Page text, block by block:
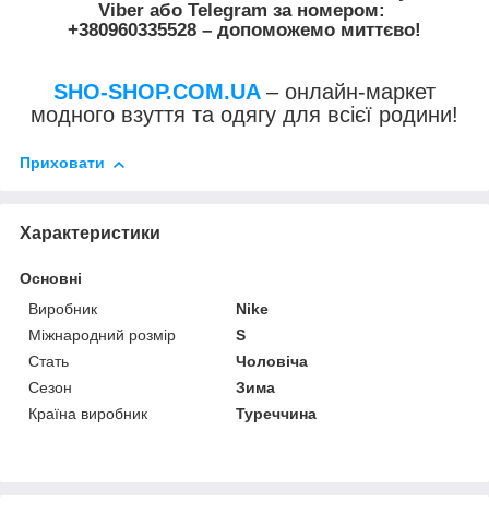
Viber або Telegram за номером:
+380960335528 – допоможемо миттєво!
SHO-SHOP.COM.UA – онлайн-маркет
модного взуття та одягу для всієї родини!
Приховати
Характеристики
Основні
Виробник
Nike
Міжнародний розмір
S
Стать
Чоловіча
Сезон
Зима
Країна виробник
Туреччина